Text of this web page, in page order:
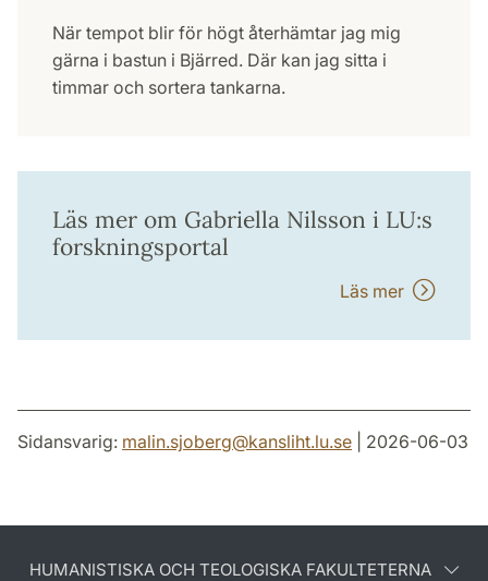
När tempot blir för högt återhämtar jag mig
gärna i bastun i Bjärred. Där kan jag sitta i
timmar och sortera tankarna.
Läs mer om Gabriella Nilsson i LU:s
forskningsportal
Läs mer
Sidansvarig: malin.sjoberg@kansliht.lu.se | 2026-06-03
HUMANISTISKA OCH TEOLOGISKA FAKULTETERNA